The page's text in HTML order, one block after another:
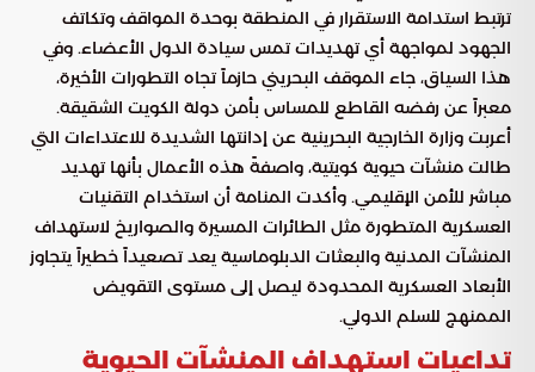
ترتبط استدامة الاستقرار في المنطقة بوحدة المواقف وتكاتف
الجهود لمواجهة أي تهديدات تمس سيادة الدول الأعضاء. وفي
هذا السياق، جاء الموقف البحريني حازماً تجاه التطورات الأخيرة،
معبراً عن رفضه القاطع للمساس بأمن دولة الكويت الشقيقة.
أعربت وزارة الخارجية البحرينية عن إدانتها الشديدة للاعتداءات التي
طالت منشآت حيوية كويتية، واصفةً هذه الأعمال بأنها تهديد
مباشر للأمن الإقليمي. وأكدت المنامة أن استخدام التقنيات
العسكرية المتطورة مثل الطائرات المسيرة والصواريخ لاستهداف
المنشآت المدنية والبعثات الدبلوماسية يعد تصعيداً خطيراً يتجاوز
الأبعاد العسكرية المحدودة ليصل إلى مستوى التقويض
الممنهج للسلم الدولي.
تداعيات استهداف المنشآت الحيوية